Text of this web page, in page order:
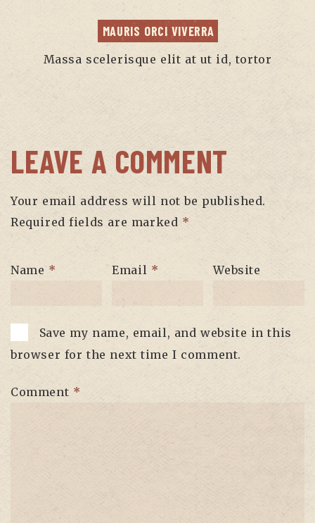
MAURIS ORCI VIVERRA
Massa scelerisque elit at ut id, tortor
LEAVE A COMMENT
Your email address will not be published.
Required fields are marked *
Name * Email * Website
Save my name, email, and website in this
browser for the next time I comment.
Comment *